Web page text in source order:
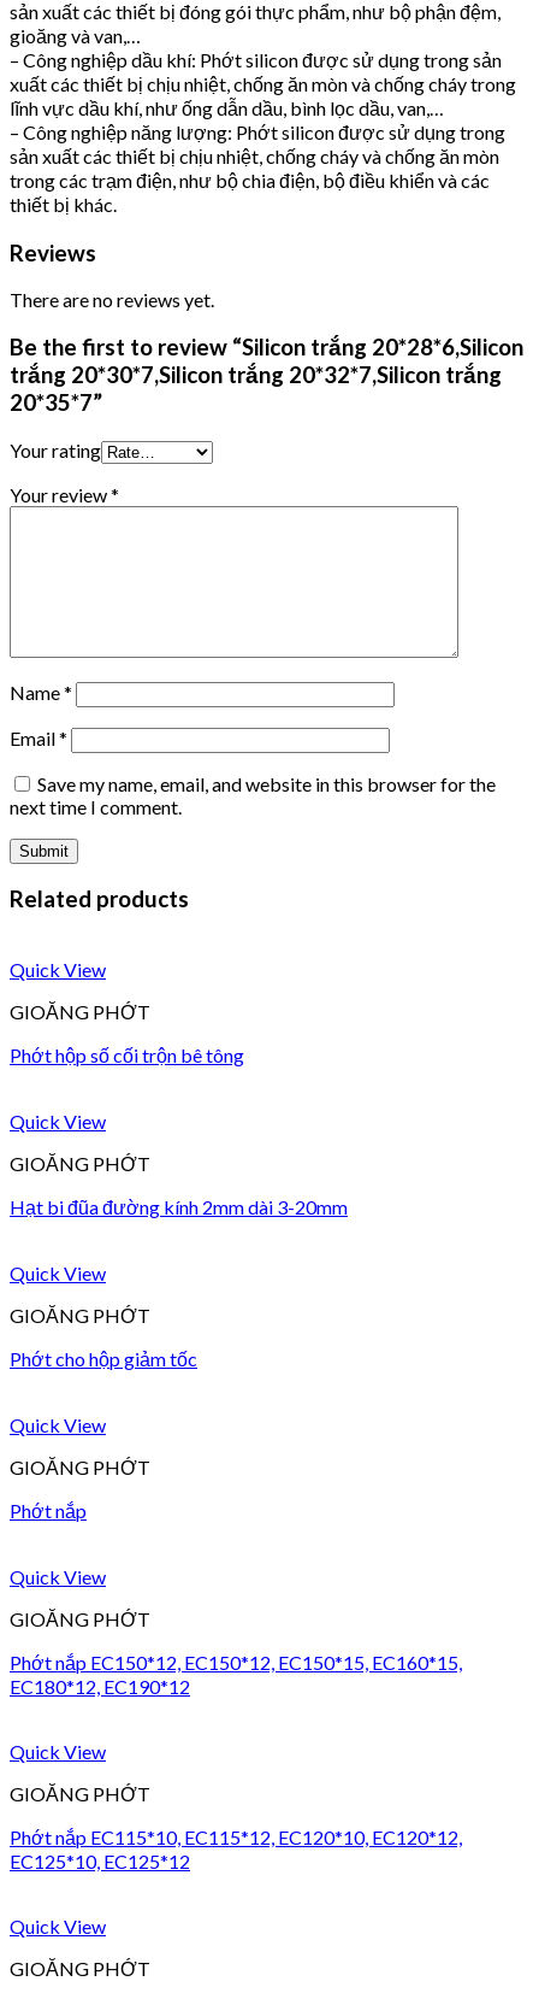
sản xuất các thiết bị đóng gói thực phẩm, như bộ phận đệm,
gioăng và van,…
– Công nghiệp dầu khí: Phớt silicon được sử dụng trong sản
xuất các thiết bị chịu nhiệt, chống ăn mòn và chống cháy trong
lĩnh vực dầu khí, như ống dẫn dầu, bình lọc dầu, van,…
– Công nghiệp năng lượng: Phớt silicon được sử dụng trong
sản xuất các thiết bị chịu nhiệt, chống cháy và chống ăn mòn
trong các trạm điện, như bộ chia điện, bộ điều khiển và các
thiết bị khác.
Reviews
There are no reviews yet.
Be the first to review “Silicon trắng 20*28*6,Silicon
trắng 20*30*7,Silicon trắng 20*32*7,Silicon trắng
20*35*7”
Your rating
Your review*
Name*
Email*
Save my name, email, and website in this browser for the
next time I comment.
Related products
Quick View
GIOĂNG PHỚT
Phớt hộp số cối trộn bê tông
Quick View
GIOĂNG PHỚT
Hạt bi đũa đường kính 2mm dài 3-20mm
Quick View
GIOĂNG PHỚT
Phớt cho hộp giảm tốc
Quick View
GIOĂNG PHỚT
Phớt nắp
Quick View
GIOĂNG PHỚT
Phớt nắp EC150*12, EC150*12, EC150*15, EC160*15,
EC180*12, EC190*12
Quick View
GIOĂNG PHỚT
Phớt nắp EC115*10, EC115*12, EC120*10, EC120*12,
EC125*10, EC125*12
Quick View
GIOĂNG PHỚT